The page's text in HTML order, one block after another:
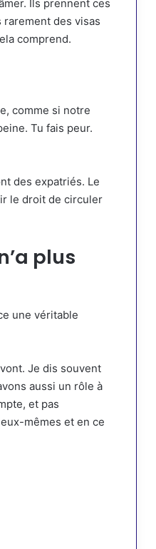
Ils prennent ces
des visas
comprend.
comme si notre
Tu fais peur.
des expatriés. Le
le droit de circuler
plus
une véritable
Je dis souvent
aussi un rôle à
et pas
mêmes et en ce